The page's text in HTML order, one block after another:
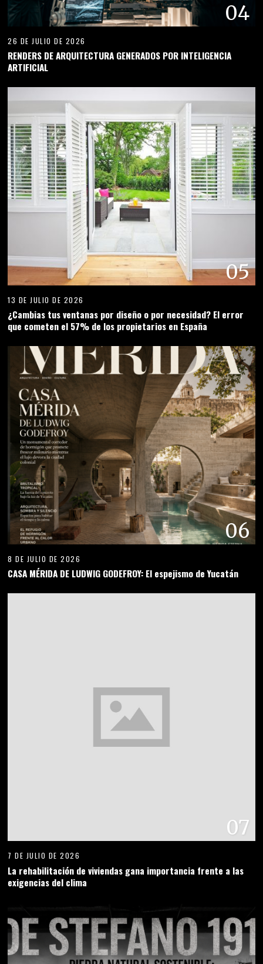
04
26 DE JULIO DE 2026
RENDERS DE ARQUITECTURA GENERADOS POR INTELIGENCIA
ARTIFICIAL
05
13 DE JULIO DE 2026
¿Cambias tus ventanas por diseño o por necesidad? El error
que cometen el 57% de los propietarios en España
06
8 DE JULIO DE 2026
CASA MÉRIDA DE LUDWIG GODEFROY: El espejismo de Yucatán
07
7 DE JULIO DE 2026
La rehabilitación de viviendas gana importancia frente a las
exigencias del clima